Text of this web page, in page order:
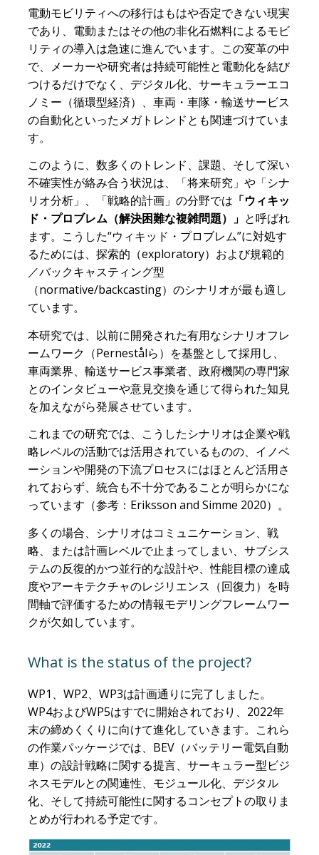
電動モビリティへの移行はもはや否定できない現実
であり、電動またはその他の非化石燃料によるモビ
リティの導入は急速に進んでいます。この変革の中
で、メーカーや研究者は持続可能性と電動化を結び
つけるだけでなく、デジタル化、サーキュラーエコ
ノミー（循環型経済）、車両・車隊・輸送サービス
の自動化といったメガトレンドとも関連づけていま
す。
このように、数多くのトレンド、課題、そして深い
不確実性が絡み合う状況は、「将来研究」や「シナ
リオ分析」、「戦略的計画」の分野では 「ウィキッ
ド・プロブレム（解決困難な複雑問題）」 と呼ばれ
ます。こうした“ウィキッド・プロブレム”に対処す
るためには、探索的（exploratory）および規範的
／バックキャスティング型
（normative/backcasting）のシナリオが最も適し
ています。
本研究では、以前に開発された有用なシナリオフレ
ームワーク（Pernestålら）を基盤として採用し、
車両業界、輸送サービス事業者、政府機関の専門家
とのインタビューや意見交換を通じて得られた知見
を加えながら発展させています。
これまでの研究では、こうしたシナリオは企業や戦
略レベルの活動では活用されているものの、イノベ
ーションや開発の下流プロセスにはほとんど活用さ
れておらず、統合も不十分であることが明らかにな
っています（参考：Eriksson and Simme 2020）。
多くの場合、シナリオはコミュニケーション、戦
略、または計画レベルで止まってしまい、サブシス
テムの反復的かつ並行的な設計や、性能目標の達成
度やアーキテクチャのレジリエンス（回復力）を時
間軸で評価するための情報モデリングフレームワー
クが欠如しています。
What is the status of the project?
WP1、WP2、WP3は計画通りに完了しました。
WP4およびWP5はすでに開始されており、2022年
末の締めくくりに向けて進化していきます。これら
の作業パッケージでは、BEV（バッテリー電気自動
車）の設計戦略に関する提言、サーキュラー型ビジ
ネスモデルとの関連性、モジュール化、デジタル
化、そして持続可能性に関するコンセプトの取りま
とめが行われる予定です。